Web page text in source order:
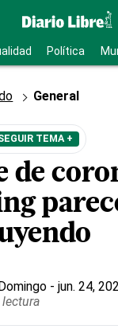
Política
General
TEMA +
de
- jun. 24,